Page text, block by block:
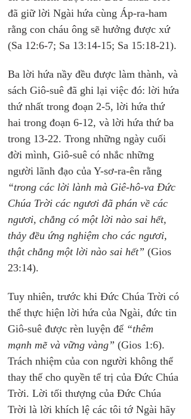
đã giữ lời Ngài hứa cùng Áp-ra-ham
rằng con cháu ông sẽ hưởng được xứ
(Sa 12:6-7; Sa 13:14-15; Sa 15:18-21).
Ba lời hứa nầy đều được làm thành, và
sách Giô-suê đã ghi lại việc đó: lời hứa
thứ nhất trong đoạn 2-5, lời hứa thứ
hai trong đoạn 6-12, và lời hứa thứ ba
trong 13-22. Trong những ngày cuối
đời mình, Giô-suê có nhắc những
người lãnh đạo của Y-sơ-ra-ên rằng
“trong các lời lành mà Giê-hô-va Đức
Chúa Trời các ngươi đã phán về các
ngươi, chẳng có một lời nào sai hết,
thảy đều ứng nghiệm cho các ngươi,
thật chẳng một lời nào sai hết” (Gios
23:14).
Tuy nhiên, trước khi Đức Chúa Trời có
thể thực hiện lời hứa của Ngài, đức tin
Giô-suê được rèn luyện để “thêm
mạnh mẽ và vững vàng” (Gios 1:6).
Trách nhiệm của con người không thể
thay thế cho quyền tể trị của Đức Chúa
Trời. Lời tối thượng của Đức Chúa
Trời là lời khích lệ các tôi tớ Ngài hãy